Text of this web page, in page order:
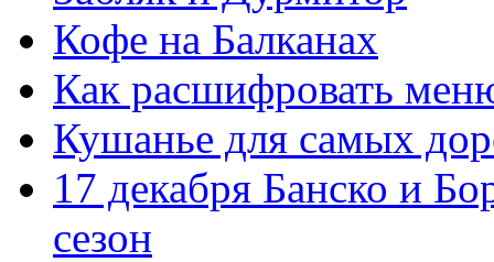
Кофе на Балканах
Как расшифровать
Кушанье для самых
17 декабря Банско и
сезон